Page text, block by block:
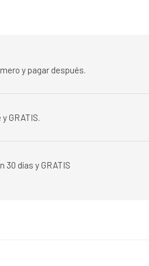
y pagar después.
GRATIS.
30 días y GRATIS